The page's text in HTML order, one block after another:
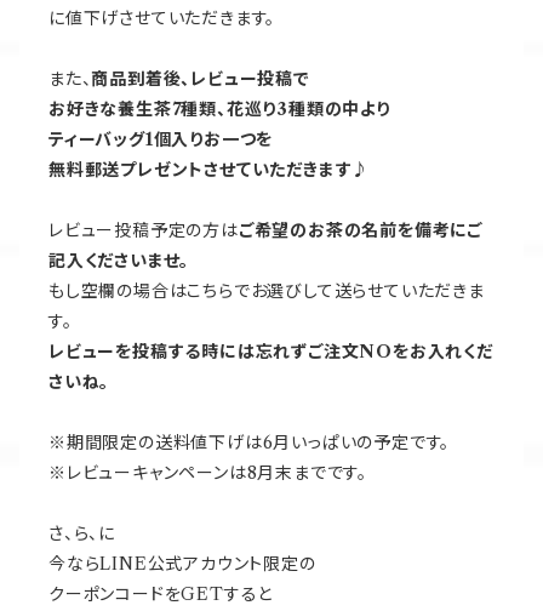
に値下げさせていただきます。
また、商品到着後、レビュー投稿で
お好きな養生茶7種類、花巡り3種類の中より
ティーバッグ1個入りお一つを
無料郵送プレゼントさせていただきます♪
レビュー投稿予定の方はご希望のお茶の名前を備考にご
記入くださいませ。
もし空欄の場合はこちらでお選びして送らせていただきま
す。
レビューを投稿する時には忘れずご注文NOをお入れくだ
さいね。
※期間限定の送料値下げは6月いっぱいの予定です。
※レビューキャンペーンは8月末までです。
さ、ら、に
今ならLINE公式アカウント限定の
クーポンコードをGETすると